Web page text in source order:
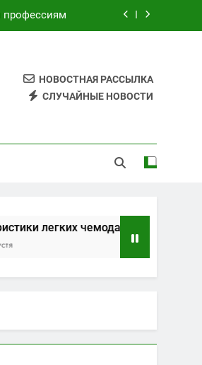
билетов
маршрутам
НОВОСТНАЯ РАССЫЛКА
СЛУЧАЙНЫЕ НОВОСТИ
чемоданов на колесах с